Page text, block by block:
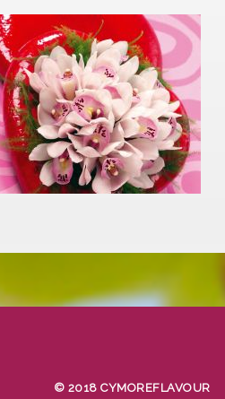
© 2018 CYMOREFLAVOUR